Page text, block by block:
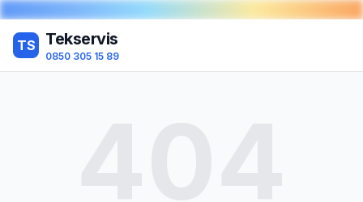
TS Tekservis
0850 305 15 89